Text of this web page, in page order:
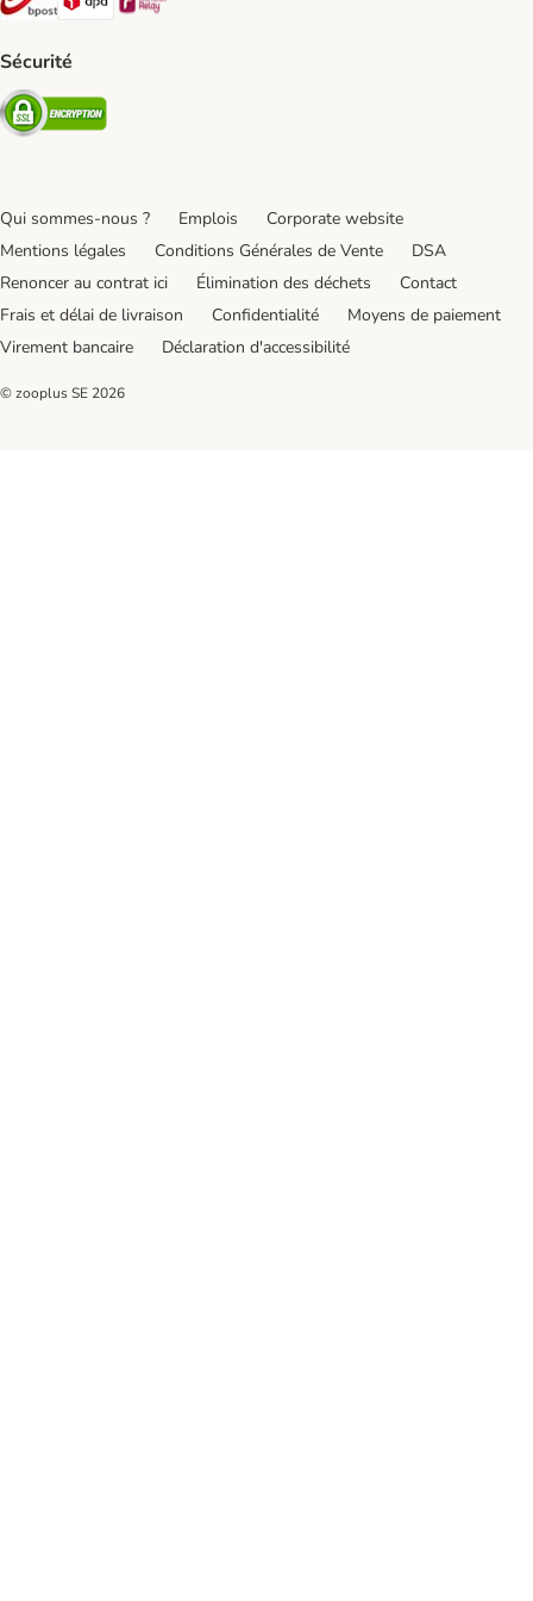
Sécurité
Security
Qui sommes-nous ? Emplois
Corporate website
Mentions légales
Conditions Générales de Vente
DSA
Renoncer au contrat ici
Élimination des déchets
Contact
Frais et délai de livraison
Confidentialité
Moyens de paiement
Virement bancaire
Déclaration d'accessibilité
© zooplus SE 2026